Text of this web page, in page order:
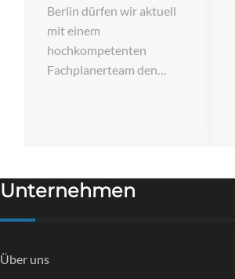
Berlin dürfen wir aktuell
mit einem
hochkompetenten
Fachplanerteam den…
Unternehmen
Über uns